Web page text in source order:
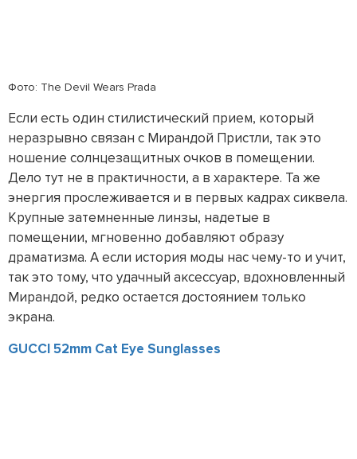
Фото: The Devil Wears Prada
Если есть один стилистический прием, который
неразрывно связан с Мирандой Пристли, так это
ношение солнцезащитных очков в помещении.
Дело тут не в практичности, а в характере. Та же
энергия прослеживается и в первых кадрах сиквела.
Крупные затемненные линзы, надетые в
помещении, мгновенно добавляют образу
драматизма. А если история моды нас чему-то и учит,
так это тому, что удачный аксессуар, вдохновленный
Мирандой, редко остается достоянием только
экрана.
GUCCI 52mm Cat Eye Sunglasses